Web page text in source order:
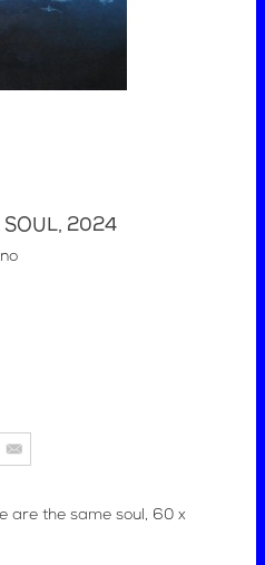
SOUL, 2024
are the same soul, 60 x